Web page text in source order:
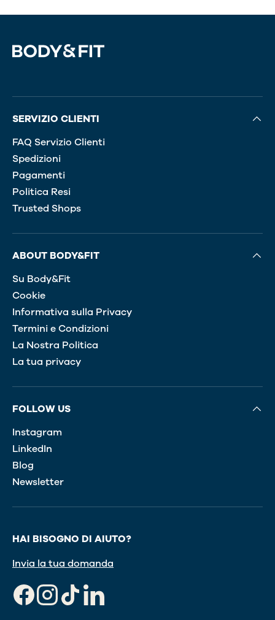
SERVIZIO CLIENTI
FAQ Servizio Clienti
Spedizioni
Pagamenti
Politica Resi
Trusted Shops
ABOUT BODY&FIT
Su Body&Fit
Cookie
Informativa sulla Privacy
Termini e Condizioni
La Nostra Politica
La tua privacy
FOLLOW US
Instagram
LinkedIn
Blog
Newsletter
HAI BISOGNO DI AIUTO?
Invia la tua domanda
FacebookInstagram
TikTokLinkedIn